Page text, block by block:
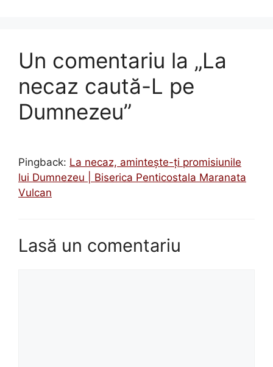
Un comentariu la „La
necaz caută-L pe
Dumnezeu”
Pingback: La necaz, aminteşte-ţi promisiunile
lui Dumnezeu | Biserica Penticostala Maranata
Vulcan
Lasă un comentariu